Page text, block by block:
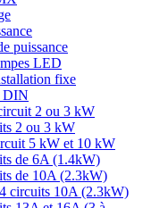
puissance
LED
fixe
DIN
2 ou 3 kW
2 ou 3 kW
5 kW et 10 kW
de 6A (1.4kW)
de 10A (2.3kW)
circuits 10A (2.3kW)